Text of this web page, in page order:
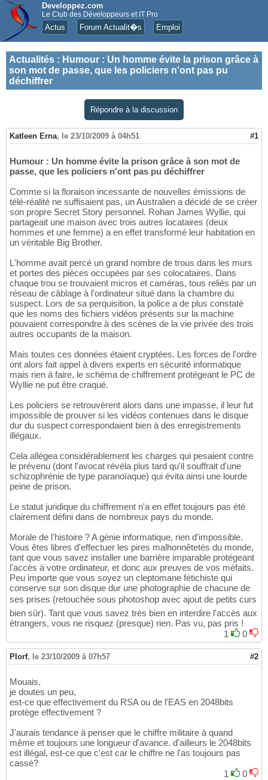
Developpez.com
Le Club des Développeurs et IT Pro
Actus Forum Actualit�s Emploi
Actualités : Humour : Un homme évite la prison grâce à
son mot de passe, que les policiers n'ont pas pu
déchiffrer
Répondre à la discussion
Katleen Erna, le 23/10/2009 à 04h51 #1
Humour : Un homme évite la prison grâce à son mot de
passe, que les policiers n'ont pas pu déchiffrer
Comme si la floraison incessante de nouvelles émissions de
télé-réalité ne suffisaient pas, un Australien a décidé de se créer
son propre Secret Story personnel. Rohan James Wyllie, qui
partageait une maison avec trois autres locataires (deux
hommes et une femme) a en effet transformé leur habitation en
un véritable Big Brother.
L'homme avait percé un grand nombre de trous dans les murs
et portes des pièces occupées par ses colocataires. Dans
chaque trou se trouvaient micros et caméras, tous reliés par un
réseau de câblage à l'ordinateur situé dans la chambre du
suspect. Lors de sa perquisition, la police a de plus constaté
que les noms des fichiers vidéos présents sur la machine
pouvaient correspondre à des scènes de la vie privée des trois
autres occupants de la maison.
Mais toutes ces données étaient cryptées. Les forces de l'ordre
ont alors fait appel à divers experts en sécurité informatique
mais rien à faire, le schéma de chiffrement protégeant le PC de
Wyllie ne put être craqué.
Les policiers se retrouvèrent alors dans une impasse, il leur fut
impossible de prouver si les vidéos contenues dans le disque
dur du suspect correspondaient bien à des enregistrements
illégaux.
Cela allégea considérablement les charges qui pesaient contre
le prévenu (dont l'avocat révéla plus tard qu'il souffrait d'une
schizophrénie de type paranoïaque) qui évita ainsi une lourde
peine de prison.
Le statut juridique du chiffrement n'a en effet toujours pas été
clairement défini dans de nombreux pays du monde.
Morale de l'histoire ? A génie informatique, rien d'impossible.
Vous êtes libres d'effectuer les pires malhonnêtetés du monde,
tant que vous savez installer une barrière imparable protégeant
l'accès à votre ordinateur, et donc aux preuves de vos méfaits.
Peu importe que vous soyez un cleptomane fétichiste qui
conserve sur son disque dur une photographie de chacune de
ses prises (retouchée sous photoshop avec ajout de petits curs
bien sûr). Tant que vous savez très bien en interdire l'accès aux
étrangers, vous ne risquez (presque) rien. Pas vu, pas pris !
1
0
Plorf, le 23/10/2009 à 07h57 #2
Mouais,
je doutes un peu,
est-ce que effectivement du RSA ou de l'EAS en 2048bits
protège effectivement ?
J'aurais tendance à penser que le chiffre militaire à quand
même et toujours une longueur d'avance. d'ailleurs le 2048bits
est illégal, est-ce que c'est car le chiffre ne l'as toujours pas
cassé?
1
0